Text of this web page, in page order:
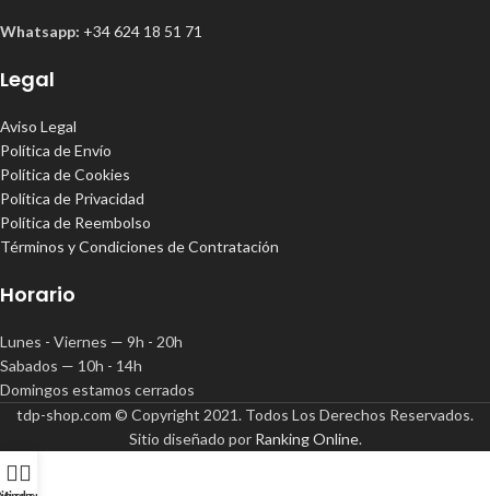
Whatsapp: +34 624 18 51 71
Legal
Aviso Legal
Política de Envío
Política de Cookies
Política de Privacidad
Política de Reembolso
Términos y Condiciones de Contratación
Horario
Lunes - Viernes — 9h - 20h
Sabados — 10h - 14h
Domingos estamos cerrados
tdp-shop.com © Copyright 2021. Todos Los Derechos Reservados.
Sitio diseñado por Ranking Online.